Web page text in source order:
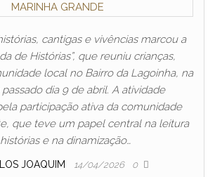
cantigas e vivências marcou a
de Histórias”, que reuniu crianças,
local no Bairro da Lagoinha, na
passado dia 9 de abril. A atividade
participação ativa da comunidade
que teve um papel central na leitura
e na dinamização…
JOAQUIM 14/04/2026 0